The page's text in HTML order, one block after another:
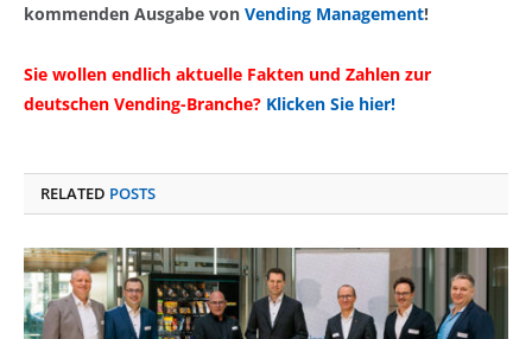
kommenden Ausgabe von Vending Management!
Sie wollen endlich aktuelle Fakten und Zahlen zur
deutschen Vending-Branche? Klicken Sie hier!
RELATED POSTS